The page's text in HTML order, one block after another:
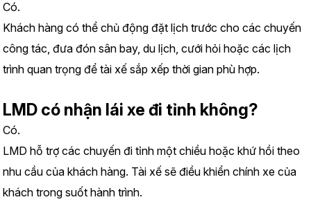
Có.
Khách hàng có thể chủ động đặt lịch trước cho các chuyến
công tác, đưa đón sân bay, du lịch, cưới hỏi hoặc các lịch
trình quan trọng để tài xế sắp xếp thời gian phù hợp.
LMD có nhận lái xe đi tỉnh không?
Có.
LMD hỗ trợ các chuyến đi tỉnh một chiều hoặc khứ hồi theo
nhu cầu của khách hàng. Tài xế sẽ điều khiển chính xe của
khách trong suốt hành trình.